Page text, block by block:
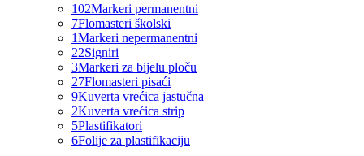
102Markeri permanentni
7Flomasteri školski
1Markeri nepermanentni
22Signiri
3Markeri za bijelu ploču
27Flomasteri pisaći
9Kuverta vrećica jastučna
2Kuverta vrećica strip
5Plastifikatori
6Folije za plastifikaciju